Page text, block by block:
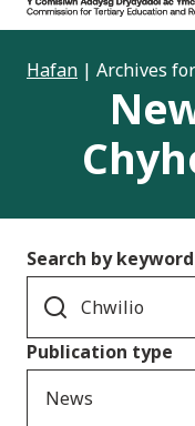
Hafan | Archives
Search by keyword
Publication type
News